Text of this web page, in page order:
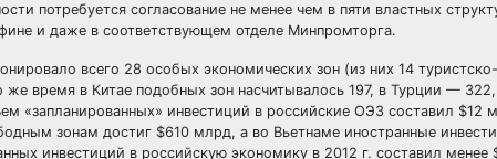
потребуется согласование не менее чем в пяти властных
и даже в соответствующем отделе Минпромторга.
всего 28 особых экономических зон (из них 14
же время в Китае подобных зон насчитывалось 197, в Турции —
«запланированных» инвестиций в российские ОЭЗ составил $12
зонам достиг $610 млрд, а во Вьетнаме иностранные
инвестиций в российскую экономику в 2012 г. составил менее